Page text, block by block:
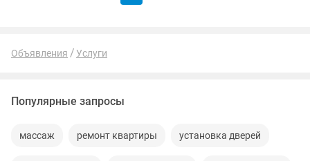
Объявления Услуги
Популярные запросы
массаж ремонт квартиры установка дверей